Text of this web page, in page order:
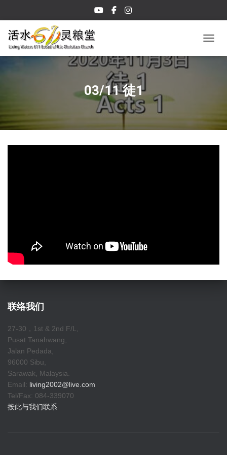
03/11 徒1
联络我们
27-30，1st & 2nd F/L,
Pusat Tanahwang,
Jalan Pedada,
96000 Sibu,
Sarawak, Malaysia.
Email: living2002@live.com
Tel/Fax: 084-339070
按此与我们联系